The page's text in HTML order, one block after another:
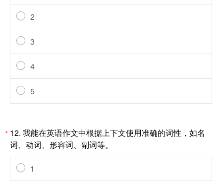
2
3
4
5
* 12. 我能在英语作文中根据上下文使用准确的词性，如名
词、动词、形容词、副词等。
1